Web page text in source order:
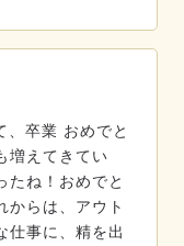
、卒業 おめでと
増えてきてい
たね！おめでと
からは、アウト
仕事に、精を出